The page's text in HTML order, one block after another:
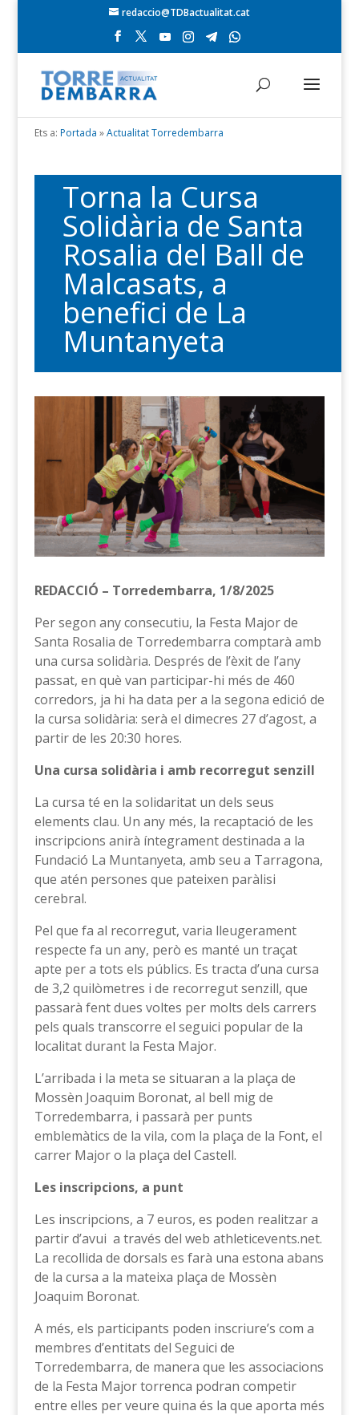
redaccio@TDBactualitat.cat
Ets a: Portada »Actualitat Torredembarra
Torna la Cursa
Solidària de Santa
Rosalia del Ball de
Malcasats, a
benefici de La
Muntanyeta
REDACCIÓ – Torredembarra, 1/8/2025
Per segon any consecutiu, la Festa Major de
Santa Rosalia de Torredembarra comptarà amb
una cursa solidària. Després de l’èxit de l’any
passat, en què van participar-hi més de 460
corredors, ja hi ha data per a la segona edició de
la cursa solidària: serà el dimecres 27 d’agost, a
partir de les 20:30 hores.
Una cursa solidària i amb recorregut senzill
La cursa té en la solidaritat un dels seus
elements clau. Un any més, la recaptació de les
inscripcions anirà íntegrament destinada a la
Fundació La Muntanyeta, amb seu a Tarragona,
que atén persones que pateixen paràlisi
cerebral.
Pel que fa al recorregut, varia lleugerament
respecte fa un any, però es manté un traçat
apte per a tots els públics. Es tracta d’una cursa
de 3,2 quilòmetres i de recorregut senzill, que
passarà fent dues voltes per molts dels carrers
pels quals transcorre el seguici popular de la
localitat durant la Festa Major.
L’arribada i la meta se situaran a la plaça de
Mossèn Joaquim Boronat, al bell mig de
Torredembarra, i passarà per punts
emblemàtics de la vila, com la plaça de la Font, el
carrer Major o la plaça del Castell.
Les inscripcions, a punt
Les inscripcions, a 7 euros, es poden realitzar a
partir d’avui a través del web athleticevents.net.
La recollida de dorsals es farà una estona abans
de la cursa a la mateixa plaça de Mossèn
Joaquim Boronat.
A més, els participants poden inscriure’s com a
membres d’entitats del Seguici de
Torredembarra, de manera que les associacions
de la Festa Major torrenca podran competir
entre elles per veure quina és la que aporta més